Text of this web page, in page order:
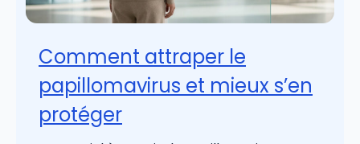
Comment attraper le
papillomavirus et mieux s’en
protéger